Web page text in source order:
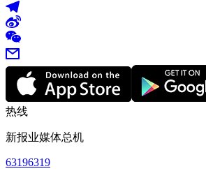
热线
新报业媒体总机
63196319